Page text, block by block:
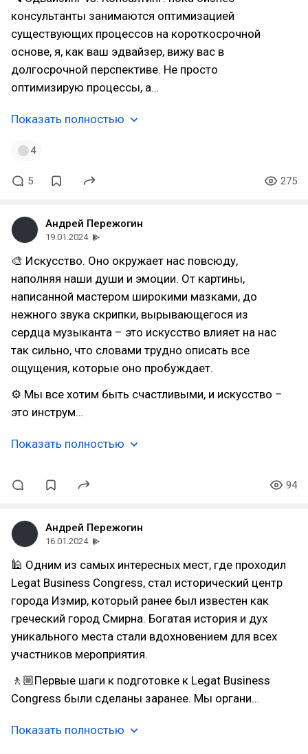
консультанты занимаются оптимизацией
существующих процессов на короткосрочной
основе, я, как ваш эдвайзер, вижу вас в
долгосрочной перспективе. Не просто
оптимизирую процессы, а…
Показать полностью
4
5 275
Андрей Пережогин
19.01.2024
🎨 Искусство. Оно окружает нас повсюду,
наполняя наши души и эмоции. От картины,
написанной мастером широкими мазками, до
нежного звука скрипки, вырывающегося из
сердца музыканта – это искусство влияет на нас
так сильно, что словами трудно описать все
ощущения, которые оно пробуждает.
⚙ Мы все хотим быть счастливыми, и искусство –
это инструм…
Показать полностью
94
Андрей Пережогин
16.01.2024
🕌 Одним из самых интересных мест, где проходил
Legat Business Congress, стал исторический центр
города Измир, который ранее был известен как
греческий город Смирна. Богатая история и дух
уникального места стали вдохновением для всех
участников мероприятия.
🚶🏼Первые шаги к подготовке к Legat Business
Congress были сделаны заранее. Мы органи…
Показать полностью